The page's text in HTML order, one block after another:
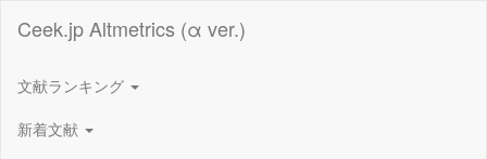
Ceek.jp Altmetrics (α ver.)
文献ランキング
新着文献